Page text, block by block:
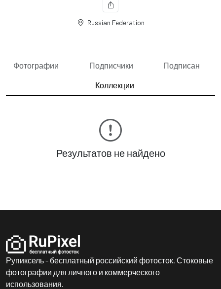
Russian Federation
Фотографии Подписчики Подписан
Коллекции
Результатов не найдено
Рупиксель - бесплатный российский фотосток. Стоковые
фотографии для личного и коммерческого
использования.